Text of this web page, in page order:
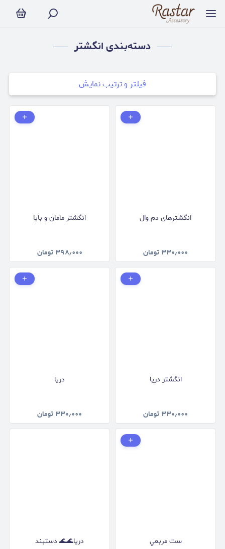
دسته‌بندی انگشتر
فیلتر و ترتیب نمایش
انگشترهای دم وال
۳۳۰٫۰۰۰ تومان
انگشتر مامان و بابا
۳۹۸٫۰۰۰ تومان
انگشتر دریا
۳۳۰٫۰۰۰ تومان
دريا
۳۳۰٫۰۰۰ تومان
ست مربعي دريا🌊🌊 دستبند